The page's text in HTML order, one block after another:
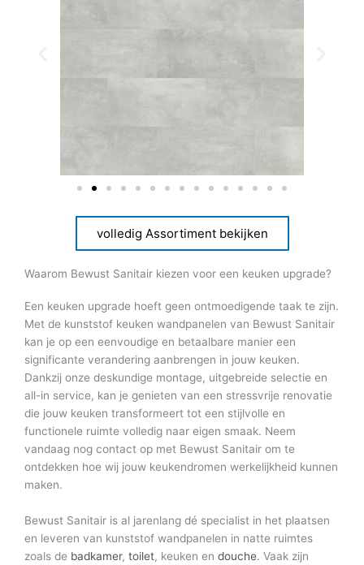
volledig Assortiment bekijken
Waarom Bewust Sanitair kiezen voor een keuken upgrade?
Een keuken upgrade hoeft geen ontmoedigende taak te zijn.
Met de kunststof keuken wandpanelen van Bewust Sanitair
kan je op een eenvoudige en betaalbare manier een
significante verandering aanbrengen in jouw keuken.
Dankzij onze deskundige montage, uitgebreide selectie en
all-in service, kan je genieten van een stressvrije renovatie
die jouw keuken transformeert tot een stijlvolle en
functionele ruimte volledig naar eigen smaak. Neem
vandaag nog contact op met Bewust Sanitair om te
ontdekken hoe wij jouw keukendromen werkelijkheid kunnen
maken.
Bewust Sanitair is al jarenlang dé specialist in het plaatsen
en leveren van kunststof wandpanelen in natte ruimtes
zoals de badkamer, toilet, keuken en douche. Vaak zijn